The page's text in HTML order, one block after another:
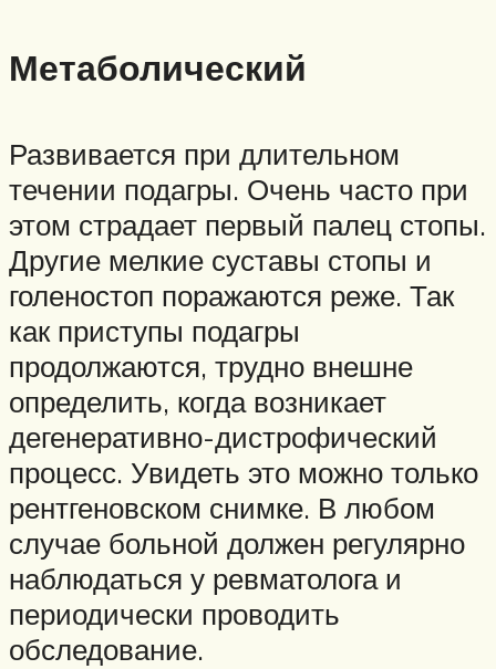
Метаболический
Развивается при длительном
течении подагры. Очень часто при
этом страдает первый палец стопы.
Другие мелкие суставы стопы и
голеностоп поражаются реже. Так
как приступы подагры
продолжаются, трудно внешне
определить, когда возникает
дегенеративно-дистрофический
процесс. Увидеть это можно только
рентгеновском снимке. В любом
случае больной должен регулярно
наблюдаться у ревматолога и
периодически проводить
обследование.